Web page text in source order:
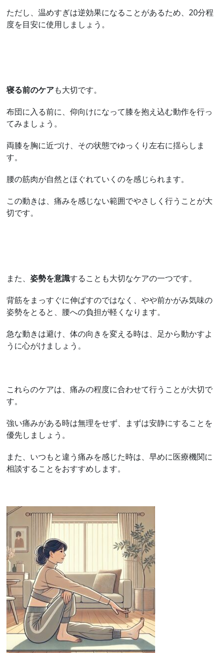
ただし、温めすぎは逆効果になることがあるため、20分程
度を目安に使用しましょう。
寝る前のケアも大切です。
布団に入る前に、仰向けになって膝を抱え込む動作を行っ
てみましょう。
両膝を胸に近づけ、その状態でゆっくり左右に揺らしま
す。
腰の筋肉が自然とほぐれていくのを感じられます。
この動きは、痛みを感じない範囲でやさしく行うことが大
切です。
また、姿勢を意識することも大切なケアの一つです。
背筋をまっすぐに伸ばすのではなく、やや前かがみ気味の
姿勢をとると、腰への負担が軽くなります。
急な動きは避け、体の向きを変える時は、足から動かすよ
うに心がけましょう。
これらのケアは、痛みの程度に合わせて行うことが大切で
す。
強い痛みがある時は無理をせず、まずは安静にすることを
優先しましょう。
また、いつもと違う痛みを感じた時は、早めに医療機関に
相談することをおすすめします。